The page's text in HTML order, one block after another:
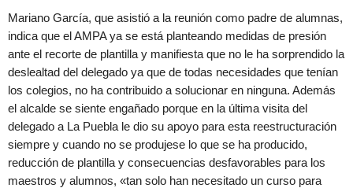
Mariano García, que asistió a la reunión como padre de alumnas,
indica que el AMPA ya se está planteando medidas de presión
ante el recorte de plantilla y manifiesta que no le ha sorprendido la
deslealtad del delegado ya que de todas necesidades que tenían
los colegios, no ha contribuido a solucionar en ninguna. Además
el alcalde se siente engañado porque en la última visita del
delegado a La Puebla le dio su apoyo para esta reestructuración
siempre y cuando no se produjese lo que se ha producido,
reducción de plantilla y consecuencias desfavorables para los
maestros y alumnos, «tan solo han necesitado un curso para